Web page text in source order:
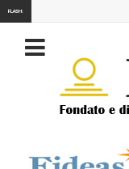
FLASH: